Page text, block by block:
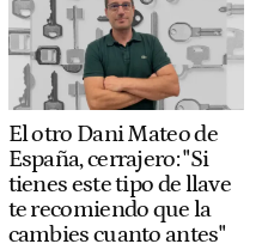
El otro Dani Mateo de
España, cerrajero: "Si
tienes este tipo de llave
te recomiendo que la
cambies cuanto antes"